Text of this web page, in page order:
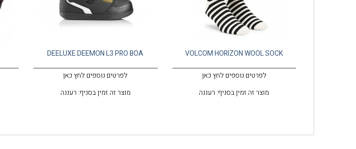
VOLCOM HORIZON WOOL SOCK
לפרטים נוספים לחץ כאן
מוצר זה זמין בסניף: רעננה
DEELUXE DEEMON L3 PRO BOA
לפרטים נוספים לחץ כאן
מוצר זה זמין בסניף: רעננה